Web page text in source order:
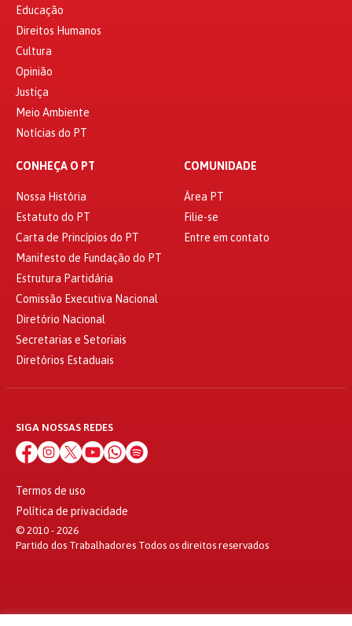
Educação
Direitos Humanos
Cultura
Opinião
Justiça
Meio Ambiente
Notícias do PT
CONHEÇA O PT
Nossa História
Estatuto do PT
Carta de Princípios do PT
Manifesto de Fundação do PT
Estrutura Partidária
Comissão Executiva Nacional
Diretório Nacional
Secretarias e Setoriais
Diretórios Estaduais
COMUNIDADE
Área PT
Filie-se
Entre em contato
SIGA NOSSAS REDES
Termos de uso
Política de privacidade
© 2010 - 2026
Partido dos Trabalhadores Todos os direitos reservados